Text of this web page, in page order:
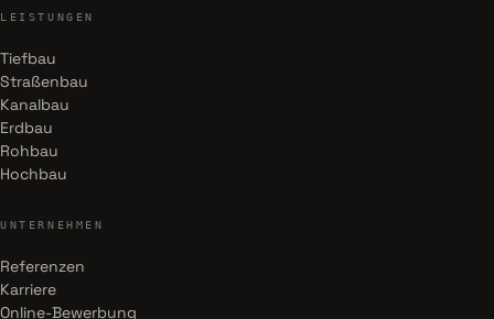
LEISTUNGEN
Tiefbau
Straßenbau
Kanalbau
Erdbau
Rohbau
Hochbau
UNTERNEHMEN
Referenzen
Karriere
Online-Bewerbung